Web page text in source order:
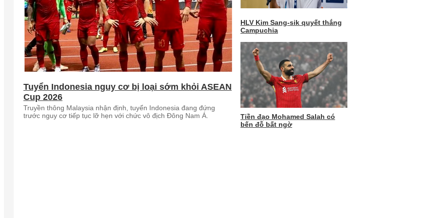
Tuyển Indonesia nguy cơ bị loại sớm khỏi ASEAN
Cup 2026
Truyền thông Malaysia nhận định, tuyển Indonesia đang đứng
trước nguy cơ tiếp tục lỡ hẹn với chức vô địch Đông Nam Á.
HLV Kim Sang-sik quyết thắng
Campuchia
Tiền đạo Mohamed Salah có
bến đỗ bất ngờ